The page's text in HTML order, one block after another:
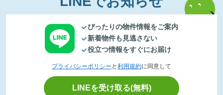
ぴったりの物件情報をご案内
新着物件も見逃さない
役立つ情報をすぐにお届け
プライバシーポリシー と 利用規約に同意して
LINEを受け取る(無料)